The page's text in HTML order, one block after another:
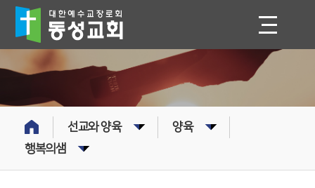
선교와 양육
양육
행복의샘